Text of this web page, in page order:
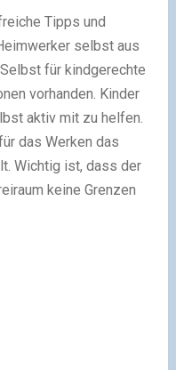
Tipps und
selbst aus
für kindgerechte
vorhanden. Kinder
aktiv mit zu helfen.
das Werken das
Wichtig ist, dass der
keine Grenzen